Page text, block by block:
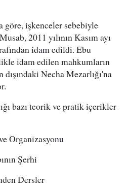
göre, işkenceler sebebiyle
2011 yılının Kasım ayı
idam edildi. Ebu
idam edilen mahkumların
Necha Mezarlığı'na
bazı teorik ve pratik içerikler
Organizasyonu
Şerhi
Dersler